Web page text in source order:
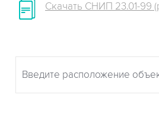
Скачать СНИП 23.01-99